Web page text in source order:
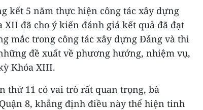
kết 5 năm thực hiện công tác xây dựng
đã cho ý kiến đánh giá kết quả đã đạt
mắc trong công tác xây dựng Đảng và thi
đề xuất về phương hướng, nhiệm vụ,
Khóa XIII.
thứ 11 có vai trò rất quan trọng, bà
8, khẳng định điều này thể hiện tinh